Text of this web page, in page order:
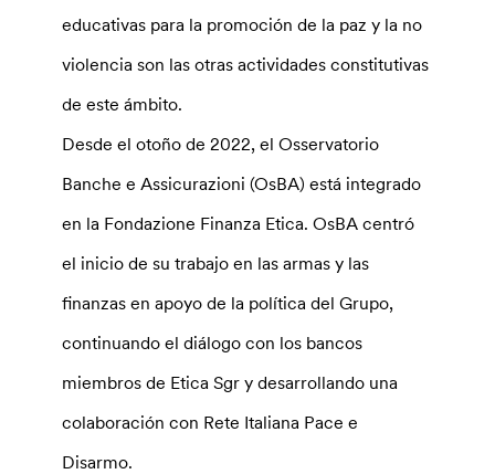
educativas para la promoción de la paz y la no
violencia son las otras actividades constitutivas
de este ámbito.
Desde el otoño de 2022, el Osservatorio
Banche e Assicurazioni (OsBA) está integrado
en la Fondazione Finanza Etica. OsBA centró
el inicio de su trabajo en las armas y las
finanzas en apoyo de la política del Grupo,
continuando el diálogo con los bancos
miembros de Etica Sgr y desarrollando una
colaboración con Rete Italiana Pace e
Disarmo.